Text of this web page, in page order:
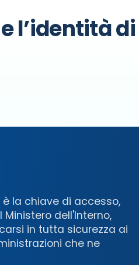
la chiave di accesso,
dell'Interno,
in tutta sicurezza ai
che ne